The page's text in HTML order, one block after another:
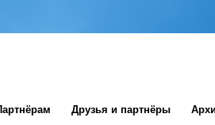
Друзья и партнёры